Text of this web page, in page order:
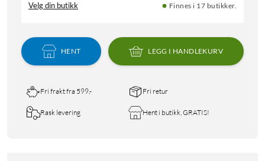
Velg din butikk Finnes i 17 butikker.
HENT LEGG I HANDLEKURV
Fri frakt fra 599,- Fri retur
Rask levering Hent i butikk, GRATIS!